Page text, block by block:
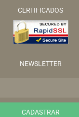
CERTIFICADOS
NEWSLETTER
CADASTRAR